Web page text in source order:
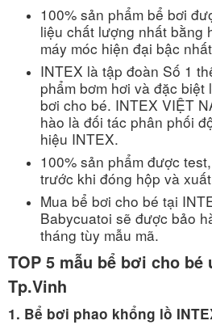
100% sản phẩm bể bơi
liệu chất lượng nhất bằng
máy móc hiện đại bậc
INTEX là tập đoàn Số 1
phẩm bơm hơi và đặc biệt
bơi cho bé. INTEX VIỆT
hào là đối tác phân phối
hiệu INTEX.
100% sản phẩm được
trước khi đóng hộp và
Mua bể bơi cho bé tại
Babycuatoi sẽ được bảo
tháng tùy mẫu mã.
TOP 5 mẫu bể bơi cho
Tp.Vinh
1. Bể bơi phao khổng lồ